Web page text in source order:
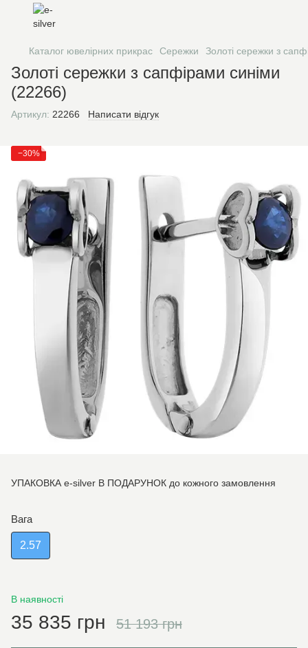
Каталог ювелірних прикрас Сережки Золоті сережки з
Золоті сережки з сапфірами синіми
(22266)
Артикул: 22266 Написати відгук
−30%
УПАКОВКА e-silver В ПОДАРУНОК до кожного замовлення
Вага
2.57
В наявності
35 835 грн 51 193 грн